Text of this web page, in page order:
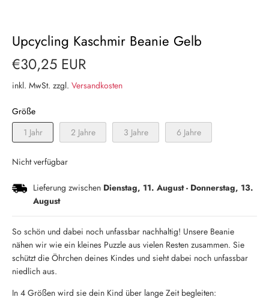
Upcycling Kaschmir Beanie Gelb
€30,25 EUR
inkl. MwSt. zzgl. Versandkosten
Größe
1 Jahr
2 Jahre 3 Jahre 6 Jahre
Nicht verfügbar
Lieferung zwischen Dienstag, 11. August- Donnerstag, 13.
August
So schön und dabei noch unfassbar nachhaltig! Unsere Beanie
nähen wir wie ein kleines Puzzle aus vielen Resten zusammen. Sie
schützt die Öhrchen deines Kindes und sieht dabei noch unfassbar
niedlich aus.
In 4 Größen wird sie dein Kind über lange Zeit begleiten: